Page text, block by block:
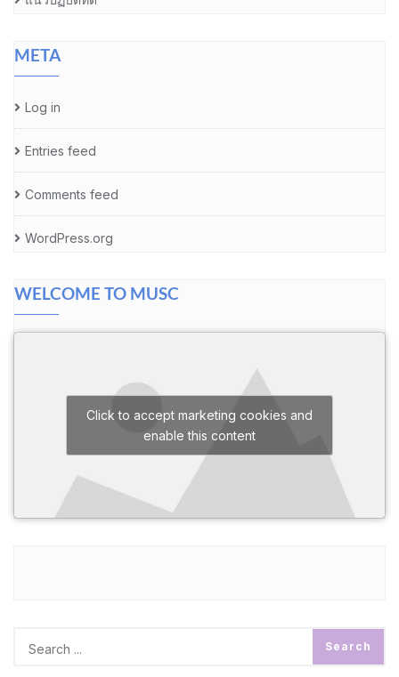
META
Log in
Entries feed
Comments feed
WordPress.org
WELCOME TO MUSC
Click to accept marketing cookies and
enable this content